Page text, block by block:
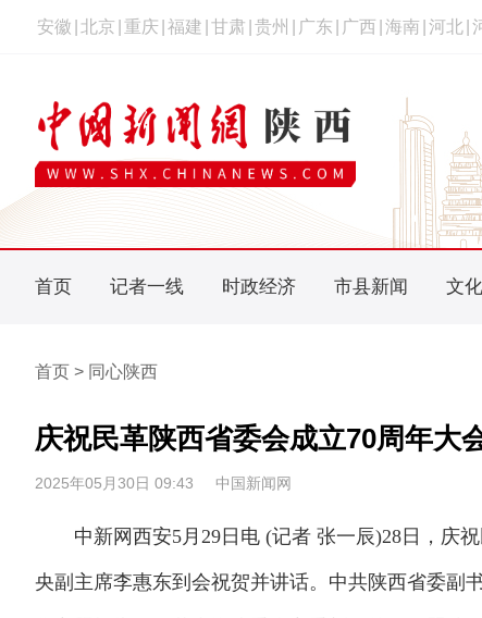
安徽 北京 重庆 福建 甘肃 贵州 广东 广西 海南 河北
首页 记者一线 时政经济 市县新闻 文
首页 > 同心陕西
庆祝民革陕西省委会成立70周年大
2025年05月30日 09:43 中国新闻网
中新网西安5月29日电 (记者 张一辰)28日，庆祝
央副主席李惠东到会祝贺并讲话。中共陕西省委副